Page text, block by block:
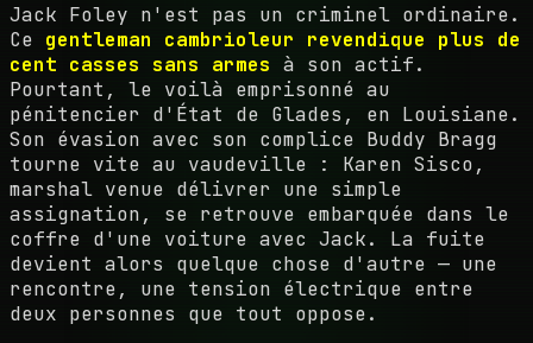
Jack Foley n'est pas un criminel ordinaire.
Ce gentleman cambrioleur revendique plus de
cent casses sans armes à son actif.
Pourtant, le voilà emprisonné au
pénitencier d'État de Glades, en Louisiane.
Son évasion avec son complice Buddy Bragg
tourne vite au vaudeville : Karen Sisco,
marshal venue délivrer une simple
assignation, se retrouve embarquée dans le
coffre d'une voiture avec Jack. La fuite
devient alors quelque chose d'autre — une
rencontre, une tension électrique entre
deux personnes que tout oppose.